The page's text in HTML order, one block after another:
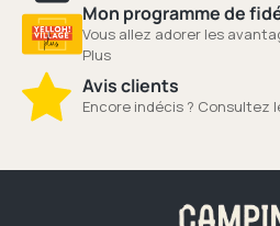
Mon programme de
Vous allez adorer les
Plus
Avis clients
Encore indécis ? Consultez